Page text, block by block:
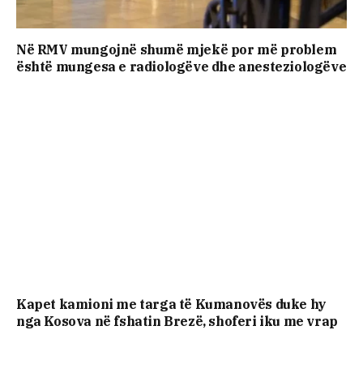
Në RMV mungojnë shumë mjekë por më problem
është mungesa e radiologëve dhe anesteziologëve
Kapet kamioni me targa të Kumanovës duke hy
nga Kosova në fshatin Brezë, shoferi iku me vrap